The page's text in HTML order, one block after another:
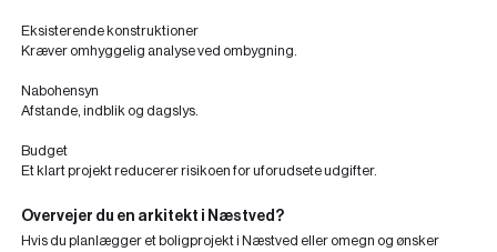
Eksisterende konstruktioner
Kræver omhyggelig analyse ved ombygning.
Nabohensyn
Afstande, indblik og dagslys.
Budget
Et klart projekt reducerer risikoen for uforudsete udgifter.
Overvejer du en arkitekt i Næstved?
Hvis du planlægger et boligprojekt i Næstved eller omegn og ønsker